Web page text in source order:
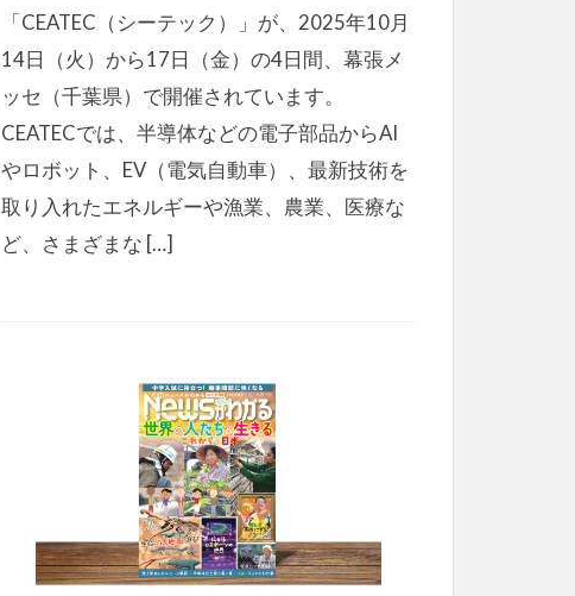
「CEATEC（シーテック）」が、2025年10月
14日（火）から17日（金）の4日間、幕張メ
ッセ（千葉県）で開催されています。
CEATECでは、半導体などの電子部品からAI
やロボット、EV（電気自動車）、最新技術を
取り入れたエネルギーや漁業、農業、医療な
ど、さまざまな […]